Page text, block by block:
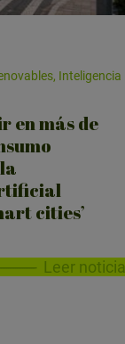
Inteligencia
en más de
cities’
Leer noticia